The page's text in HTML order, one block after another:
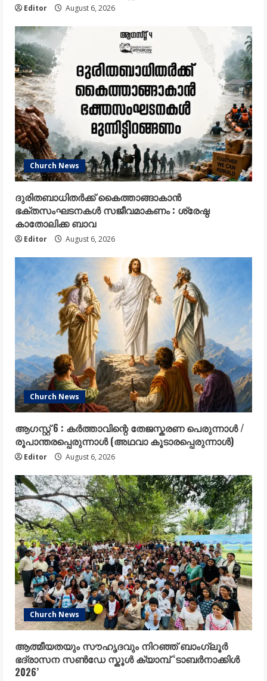
Editor August 6, 2026
Church News
ദുരിതബാധിതർക്ക് കൈത്താങ്ങാകാൻ
ഭക്തസംഘടനകൾ സജീവമാകണം : ശ്രേഷ്ഠ
കാതോലിക്ക ബാവ
Editor August 6, 2026
Church News
ആഗസ്റ്റ് 6 : കർത്താവിന്റെ തേജസ്കരണ പെരുന്നാൾ /
രൂപാന്തരപ്പെരുന്നാൾ (അഥവാ കൂടാരപ്പെരുന്നാൾ)
Editor August 6, 2026
Church News
ആത്മീയതയും സൗഹൃദവും നിറഞ്ഞ് ബാംഗ്ലൂർ
ഭദ്രാസന സൺഡേ സ്കൂൾ ക്യാമ്പ് ‘ടാബർനാക്കിൾ
2026’